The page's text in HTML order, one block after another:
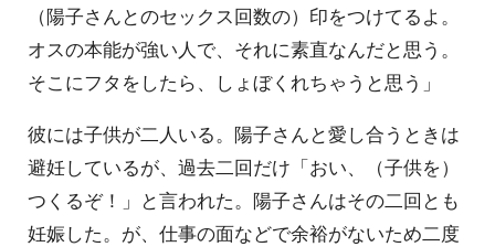
（陽子さんとのセックス回数の）印をつけてるよ。
オスの本能が強い人で、それに素直なんだと思う。
そこにフタをしたら、しょぼくれちゃうと思う」
彼には子供が二人いる。陽子さんと愛し合うときは
避妊しているが、過去二回だけ「おい、（子供を）
つくるぞ！」と言われた。陽子さんはその二回とも
妊娠した。が、仕事の面などで余裕がないため二度